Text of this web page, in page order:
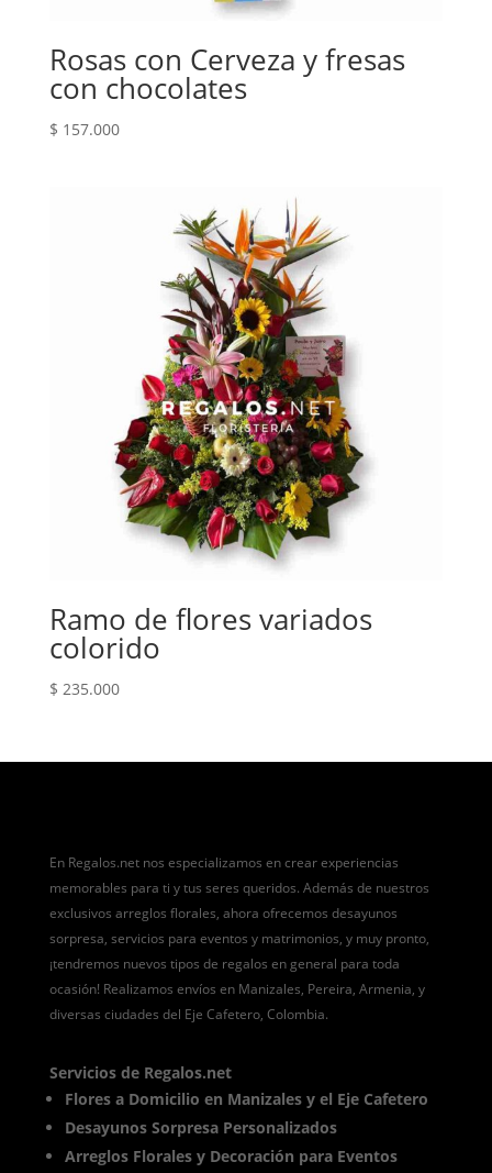
Rosas con Cerveza y fresas
con chocolates
$ 157.000
Ramo de flores variados
colorido
$ 235.000
En Regalos.net nos especializamos en crear experiencias
memorables para ti y tus seres queridos. Además de nuestros
exclusivos arreglos florales, ahora ofrecemos desayunos
sorpresa, servicios para eventos y matrimonios, y muy pronto,
¡tendremos nuevos tipos de regalos en general para toda
ocasión! Realizamos envíos en Manizales, Pereira, Armenia, y
diversas ciudades del Eje Cafetero, Colombia.
Servicios de Regalos.net
Flores a Domicilio en Manizales y el Eje Cafetero
Desayunos Sorpresa Personalizados
Arreglos Florales y Decoración para Eventos